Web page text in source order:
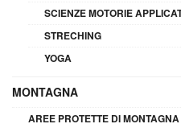
SCIENZE MOTORIE
STRECHING
YOGA
MONTAGNA
AREE PROTETTE DI MONTAGNA